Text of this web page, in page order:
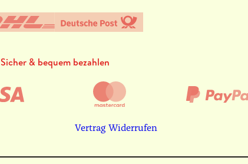
Sicher & bequem bezahlen
Vertrag Widerrufen